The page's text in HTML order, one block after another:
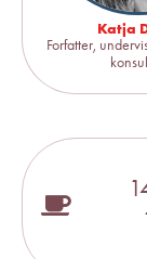
Katja
Forfatter,